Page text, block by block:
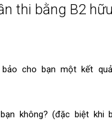
thi bằng B2
bảo cho bạn một kết
không? (đặc biệt khi